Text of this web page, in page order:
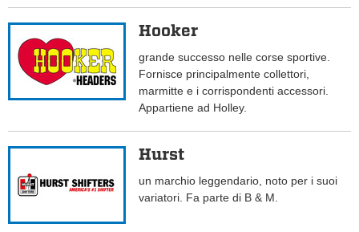
Hooker
grande successo nelle corse sportive.
Fornisce principalmente collettori,
marmitte e i corrispondenti accessori.
Appartiene ad Holley.
Hurst
un marchio leggendario, noto per i suoi
variatori. Fa parte di B & M.